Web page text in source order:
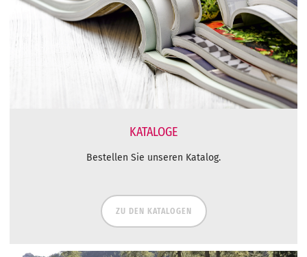
KATALOGE
Bestellen Sie unseren Katalog.
ZU DEN KATALOGEN